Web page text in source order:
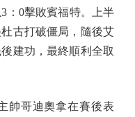
：0擊敗賓福特。上半
古打破僵局，隨後艾
建功，最終順利全取
哥迪奧拿在賽後表